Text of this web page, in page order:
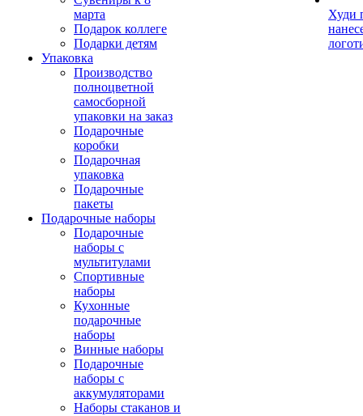
марта
Подарок коллеге
Подарки детям
Упаковка
Производство
полноцветной
самосборной
упаковки на заказ
Подарочные
коробки
Подарочная
упаковка
Подарочные
пакеты
Подарочные наборы
Подарочные
наборы с
мультитулами
Спортивные
наборы
Кухонные
подарочные
наборы
Винные наборы
Подарочные
наборы с
аккумуляторами
Наборы стаканов и
Худи